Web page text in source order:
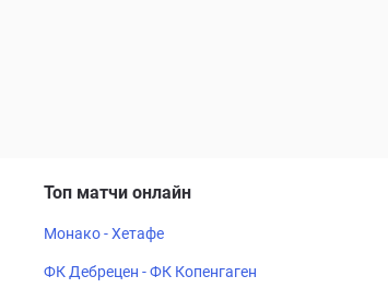
Топ матчи онлайн
Монако - Хетафе
ФК Дебрецен - ФК Копенгаген